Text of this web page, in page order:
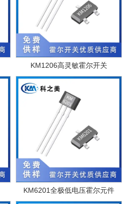
KM1206高灵敏霍尔开关
KM6201全极低电压霍尔元件